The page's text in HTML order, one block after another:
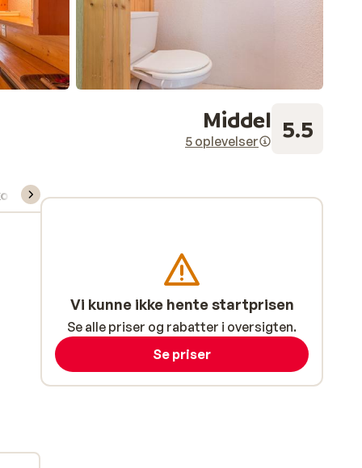
Middel
5 oplevelser 5.5
skileje/undervisning
Vi kunne ikke hente startprisen
Se alle priser og rabatter i oversigten.
Se priser